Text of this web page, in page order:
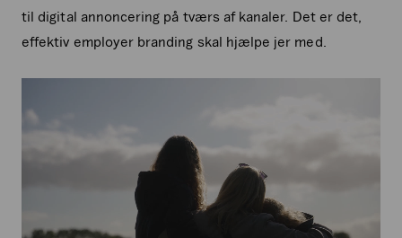
til digital annoncering på tværs af kanaler. Det er det,
effektiv employer branding skal hjælpe jer med.